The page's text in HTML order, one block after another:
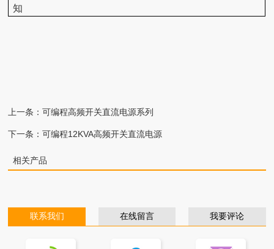
知
上一条：可编程高频开关直流电源系列
下一条：可编程12KVA高频开关直流电源
相关产品
联系我们 在线留言 我要评论